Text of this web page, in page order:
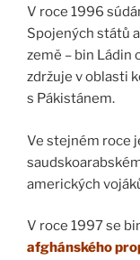
V roce 1996
Spojených států
země – bin Ládin
zdržuje v oblasti
s Pákistánem.
Ve stejném roce
amerických
V roce 1997 se
afghánského